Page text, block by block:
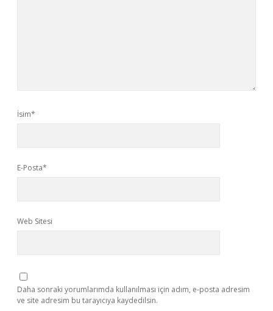
İsim*
E-Posta*
Web Sitesi
Daha sonraki yorumlarımda kullanılması için adım, e-posta adresim
ve site adresim bu tarayıcıya kaydedilsin.